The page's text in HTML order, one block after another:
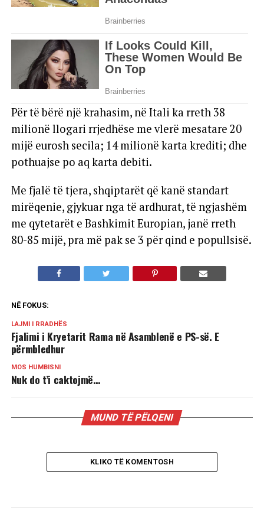
Për të bërë një krahasim, në Itali ka rreth 38
milionë llogari rrjedhëse me vlerë mesatare 20
mijë eurosh secila; 14 milionë karta krediti; dhe
pothuajse po aq karta debiti.
Me fjalë të tjera, shqiptarët që kanë standart
mirëqenie, gjykuar nga të ardhurat, të ngjashëm
me qytetarët e Bashkimit Europian, janë rreth
80-85 mijë, pra më pak se 3 për qind e popullsisë.
NË FOKUS:
LAJMI I RRADHËS
Fjalimi i Kryetarit Rama në Asamblenë e PS-së. E
përmbledhur
MOS HUMBISNI
Nuk do t’i caktojmë…
MUND TË PËLQENI
KLIKO TË KOMENTOSH